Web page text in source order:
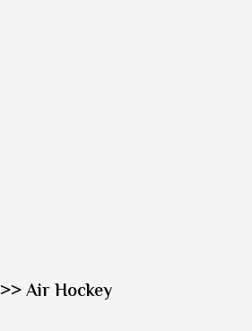
>> Air Hockey